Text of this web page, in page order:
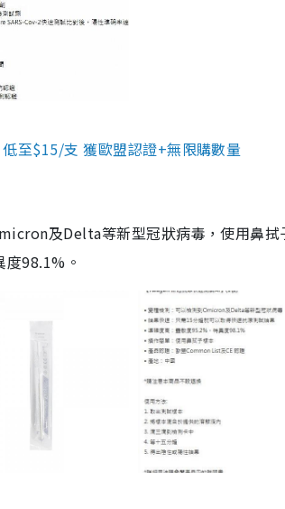
至$15/支 獲歐盟認證+無限購數量
及Delta等新型冠狀病毒，使用鼻拭
98.1%。